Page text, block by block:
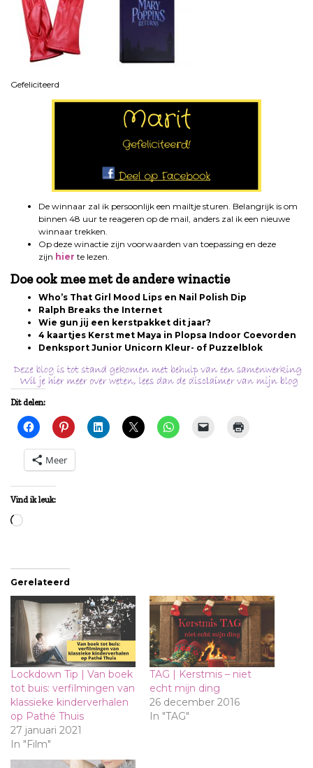
Gefeliciteerd
De winnaar zal ik persoonlijk een mailtje sturen. Belangrijk is om
binnen 48 uur te reageren op de mail, anders zal ik een nieuwe
winnaar trekken.
Op deze winactie zijn voorwaarden van toepassing en deze
zijn hier te lezen.
Doe ook mee met de andere winactie
Who’s That Girl Mood Lips en Nail Polish Dip
Ralph Breaks the Internet
Wie gun jij een kerstpakket dit jaar?
4 kaartjes Kerst met Maya in Plopsa Indoor Coevorden
Denksport Junior Unicorn Kleur- of Puzzelblok
Dit delen:
Meer
Vind ik leuk:
Aan
Gerelateerd
Lockdown Tip | Van boek
tot buis: verfilmingen van
klassieke kinderverhalen
op Pathé Thuis
27 januari 2021
In "Film"
TAG | Kerstmis – niet
echt mijn ding
26 december 2016
In "TAG"